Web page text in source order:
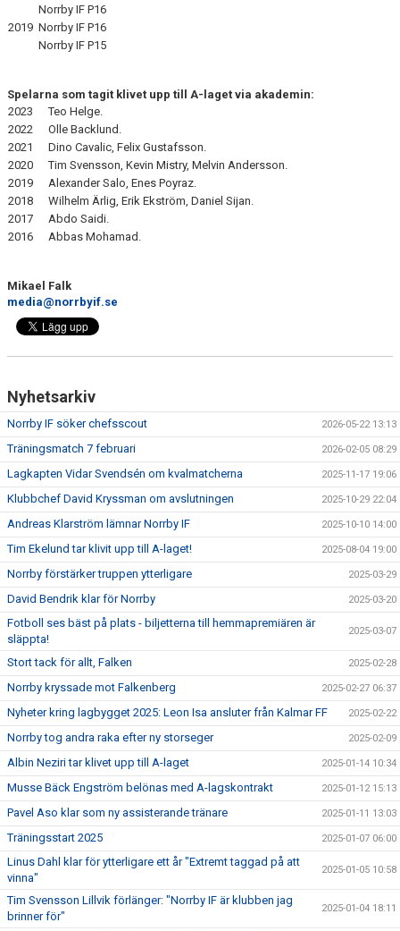
Norrby IF P16
2019 Norrby IF P16
Norrby IF P15
Spelarna som tagit klivet upp till A-laget via akademin:
2023
Teo Helge.
2022
Olle Backlund.
2021
Dino Cavalic, Felix Gustafsson.
2020
Tim Svensson, Kevin Mistry, Melvin Andersson.
2019
Alexander Salo, Enes Poyraz.
2018
Wilhelm Ärlig, Erik Ekström, Daniel Sijan.
2017
Abdo Saidi.
2016
Abbas Mohamad.
Mikael Falk
media@norrbyif.se
Nyhetsarkiv
Norrby IF söker chefsscout 2026-05-22 13:13
Träningsmatch 7 februari 2026-02-05 08:29
Lagkapten Vidar Svendsén om kvalmatcherna 2025-11-17 19:06
Klubbchef David Kryssman om avslutningen 2025-10-29 22:04
Andreas Klarström lämnar Norrby IF 2025-10-10 14:00
Tim Ekelund tar klivit upp till A-laget! 2025-08-04 19:00
Norrby förstärker truppen ytterligare 2025-03-29
David Bendrik klar för Norrby 2025-03-20
Fotboll ses bäst på plats - biljetterna till hemmapremiären är
släppta!
2025-03-07
Stort tack för allt, Falken 2025-02-28
Norrby kryssade mot Falkenberg 2025-02-27 06:37
Nyheter kring lagbygget 2025: Leon Isa ansluter från Kalmar FF 2025-02-22
Norrby tog andra raka efter ny storseger 2025-02-09
Albin Neziri tar klivet upp till A-laget 2025-01-14 10:34
Musse Bäck Engström belönas med A-lagskontrakt 2025-01-12 15:13
Pavel Aso klar som ny assisterande tränare 2025-01-11 13:03
Träningsstart 2025 2025-01-07 06:00
Linus Dahl klar för ytterligare ett år "Extremt taggad på att
vinna"
2025-01-05 10:58
Tim Svensson Lillvik förlänger: "Norrby IF är klubben jag
brinner för"
2025-01-04 18:11